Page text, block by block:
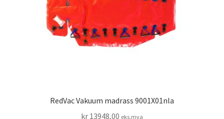
RedVac Vakuum madrass 9001X01nla
kr 13948,00 eks.mva